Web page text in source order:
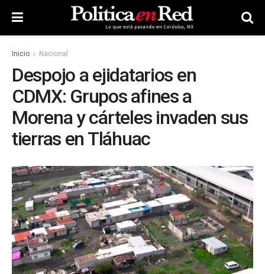
Inicio Nacional
Despojo a ejidatarios en
CDMX: Grupos afines a
Morena y cárteles invaden sus
tierras en Tláhuac